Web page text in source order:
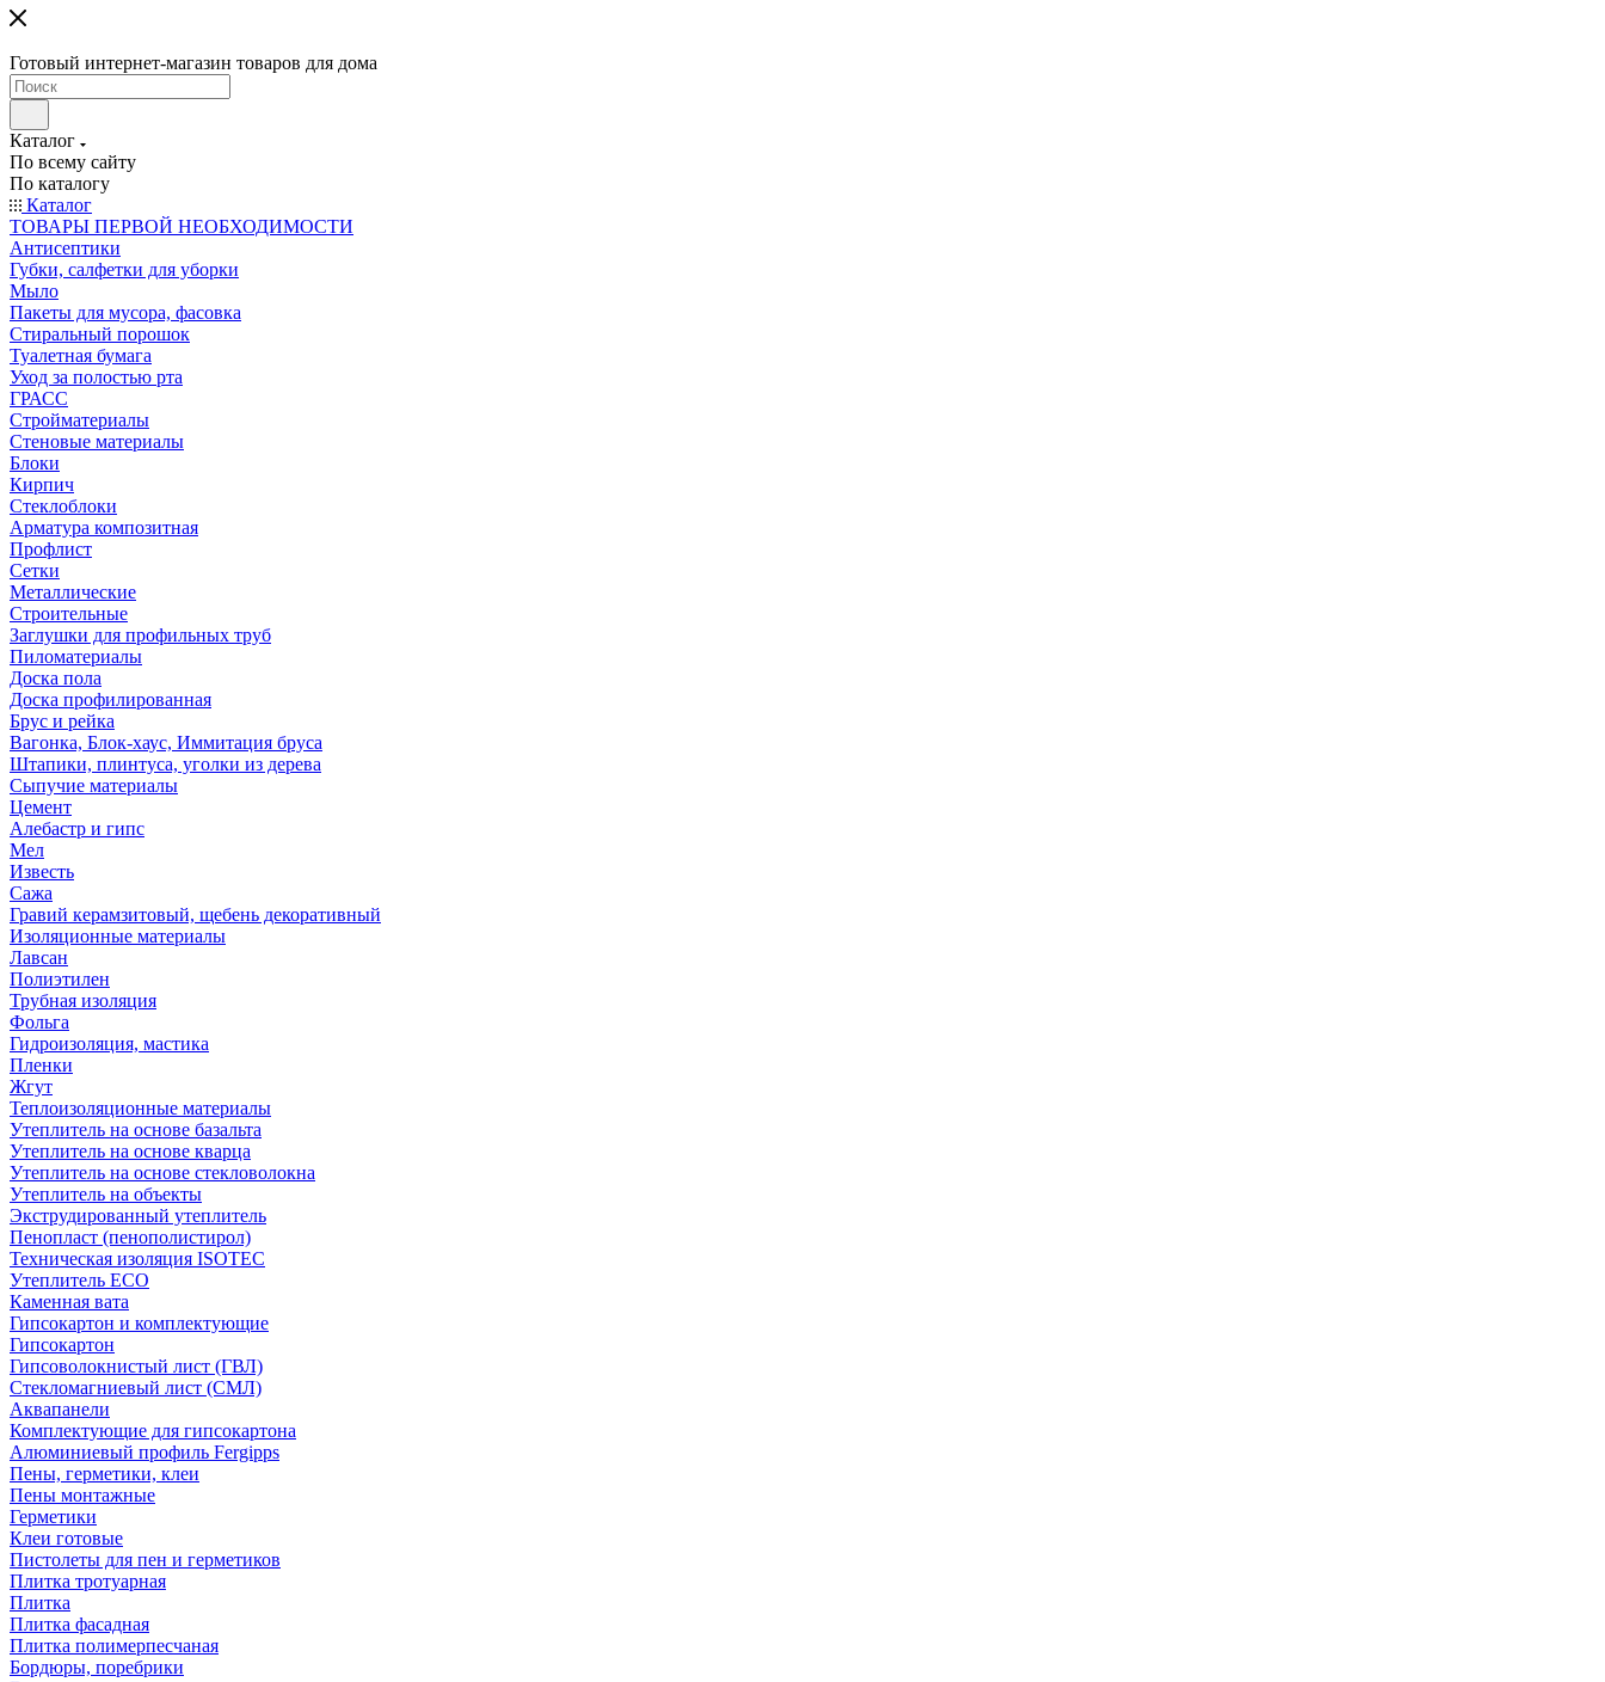
Готовый интернет-магазин товаров для дома
Каталог
По всему сайту
По каталогу
Каталог
ТОВАРЫ ПЕРВОЙ НЕОБХОДИМОСТИ
Антисептики
Губки, салфетки для уборки
Мыло
Пакеты для мусора, фасовка
Стиральный порошок
Туалетная бумага
Уход за полостью рта
ГРАСС
Стройматериалы
Стеновые материалы
Блоки
Кирпич
Стеклоблоки
Арматура композитная
Профлист
Сетки
Металлические
Строительные
Заглушки для профильных труб
Пиломатериалы
Доска пола
Доска профилированная
Брус и рейка
Вагонка, Блок-хаус, Иммитация бруса
Штапики, плинтуса, уголки из дерева
Сыпучие материалы
Цемент
Алебастр и гипс
Мел
Известь
Сажа
Гравий керамзитовый, щебень декоративный
Изоляционные материалы
Лавсан
Полиэтилен
Трубная изоляция
Фольга
Гидроизоляция, мастика
Пленки
Жгут
Теплоизоляционные материалы
Утеплитель на основе базальта
Утеплитель на основе кварца
Утеплитель на основе стекловолокна
Утеплитель на объекты
Экструдированный утеплитель
Пенопласт (пенополистирол)
Техническая изоляция ISOTEC
Утеплитель ECO
Каменная вата
Гипсокартон и комплектующие
Гипсокартон
Гипсоволокнистый лист (ГВЛ)
Стекломагниевый лист (СМЛ)
Аквапанели
Комплектующие для гипсокартона
Алюминиевый профиль Fergipps
Пены, герметики, клеи
Пены монтажные
Герметики
Клеи готовые
Пистолеты для пен и герметиков
Плитка тротуарная
Плитка
Плитка фасадная
Плитка полимерпесчаная
Бордюры, поребрики